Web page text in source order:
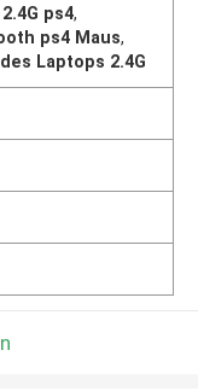
ps4,
ps4 Maus,
Laptops 2.4G